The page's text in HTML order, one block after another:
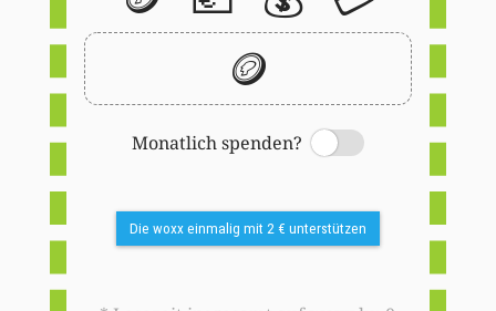
🪙
Monatlich spenden?
Switch
Die woxx einmalig mit 2 € unterstützen